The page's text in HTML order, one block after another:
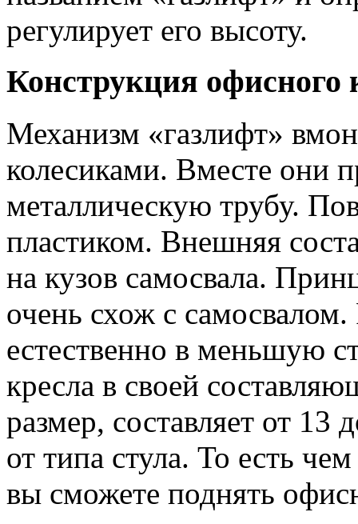
регулирует его высоту.
Конструкция офисного
Механизм «газлифт»
колесиками. Вместе они
металлическую трубу.
пластиком. Внешняя
на кузов самосвала.
очень схож с самосвалом.
естественно в меньшую
кресла в своей
размер, составляет от 13
от типа стула. То есть
вы сможете поднять